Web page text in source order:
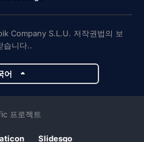
Company S.L.U. 저작권법의 보
습니다..
어
프로젝트
Slidesgo